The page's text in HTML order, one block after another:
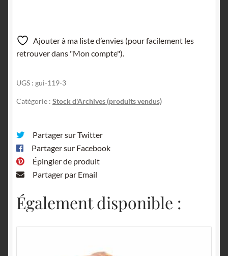
Ajouter à ma liste d’envies (pour facilement les
retrouver dans "Mon compte").
UGS : gui-119-3
Catégorie : Stock d'Archives (produits vendus)
Partager sur Twitter
Partager sur Facebook
Épingler de produit
Partager par Email
Également disponible :